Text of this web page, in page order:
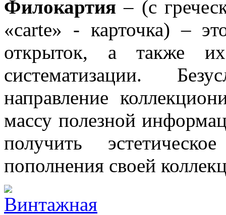
Филокартия – (с
«carte» - карточка) –
открыток, а также
систематизации.
направление
массу полезной
получить
пополнения своей